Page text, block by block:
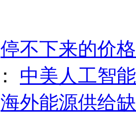
停不下来的价
： 中美人工智
海外能源供给